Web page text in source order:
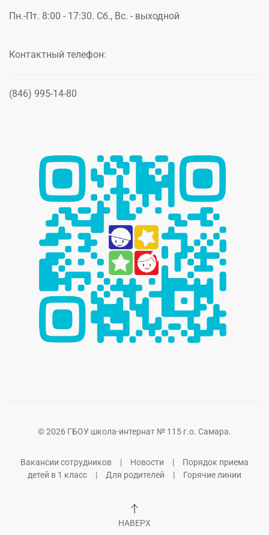
Пн.-Пт. 8:00 - 17:30. Сб., Вс. - выходной
Контактный телефон:
(846) 995-14-80
©2026 ГБОУ школа-интернат № 115 г.о. Самара.
Вакансии сотрудников | Новости | Порядок приема
детей в 1 класс | Для родителей | Горячие линии
НАВЕРХ